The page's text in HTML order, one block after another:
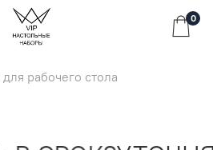
0
рабочего стола